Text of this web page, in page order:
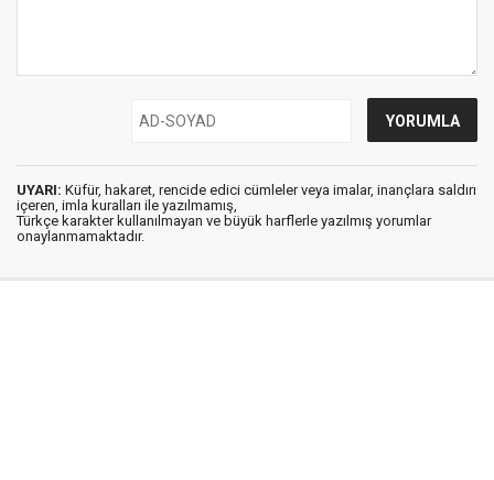
UYARI: Küfür, hakaret, rencide edici cümleler veya imalar, inançlara saldırı
içeren, imla kuralları ile yazılmamış,
Türkçe karakter kullanılmayan ve büyük harflerle yazılmış yorumlar
onaylanmamaktadır.